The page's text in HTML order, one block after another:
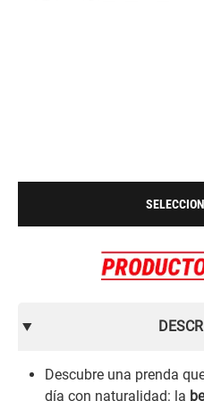
Descubre una prenda
día con naturalidad: la